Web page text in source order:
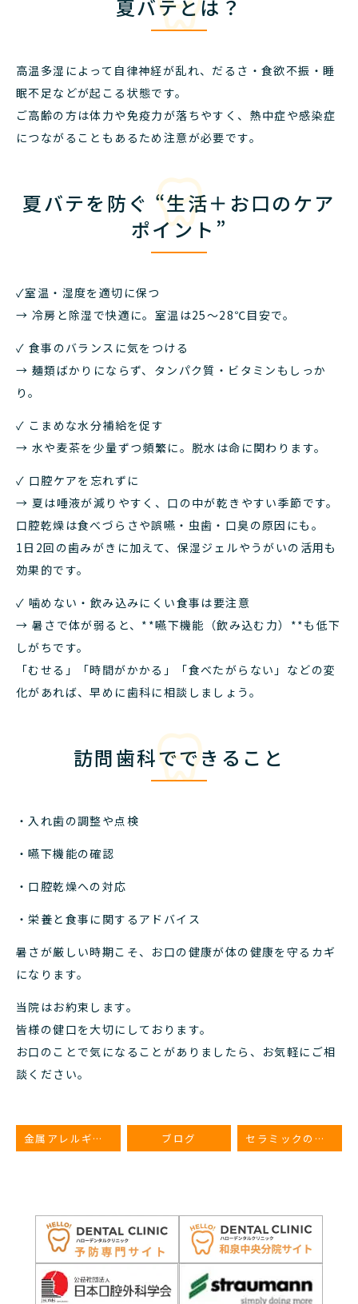
夏バテとは？
高温多湿によって自律神経が乱れ、だるさ・食欲不振・睡
眠不足などが起こる状態です。
ご高齢の方は体力や免疫力が落ちやすく、熱中症や感染症
につながることもあるため注意が必要です。
夏バテを防ぐ “生活＋お口のケア
ポイント”
✓室温・湿度を適切に保つ
→ 冷房と除湿で快適に。室温は25〜28℃目安で。
✓ 食事のバランスに気をつける
→ 麺類ばかりにならず、タンパク質・ビタミンもしっか
り。
✓ こまめな水分補給を促す
→ 水や麦茶を少量ずつ頻繁に。脱水は命に関わります。
✓ 口腔ケアを忘れずに
→ 夏は唾液が減りやすく、口の中が乾きやすい季節です。
口腔乾燥は食べづらさや誤嚥・虫歯・口臭の原因にも。
1日2回の歯みがきに加えて、保湿ジェルやうがいの活用も
効果的です。
✓ 噛めない・飲み込みにくい食事は要注意
→ 暑さで体が弱ると、**嚥下機能（飲み込む力）**も低下
しがちです。
「むせる」「時間がかかる」「食べたがらない」などの変
化があれば、早めに歯科に相談しましょう。
訪問歯科でできること
・入れ歯の調整や点検
・嚥下機能の確認
・口腔乾燥への対応
・栄養と食事に関するアドバイス
暑さが厳しい時期こそ、お口の健康が体の健康を守るカギ
になります。
当院はお約束します。
皆様の健口を大切にしております。
お口のことで気になることがありましたら、お気軽にご相
談ください。
金属アレルギーの人でもセラミックでの治療は受けられる？ ブログ セラミックの歯が欠けたら修理できる？